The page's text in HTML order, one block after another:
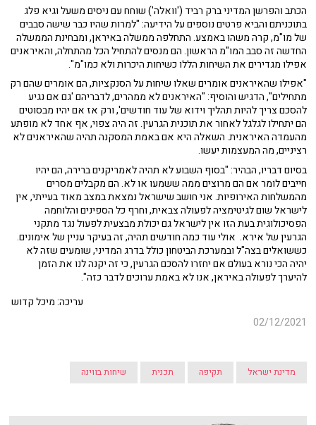
הכתב והפרשן המדיני ברק רביד ('וואלה') שוחח עם ניסים משעל וגיא פלג
בתוכניתם והביא פרטים נוספים על הידיעה: "למרות שהיו כבר שישה סבבים
של מו"מ, קרה משהו באמצע. התחלפה ממשלה באיראן, ומבחינת הממשלה
החדשה זה סבב המו"מ הראשון. הם מנסים להתחיל הכל מהתחלה, והאיראנים
אפילו מגדירים את השיחות הללו כשיחות היכרות ולא כמו"מ".
"אפילו שהאיראנים אומרים שאלו שיחות על הסנקציות, הם אומרים שהם רק
מתחילים", הדגיש והוסיף: "האיראנים לא ממהרים, לדבריהם 'גם אם נגיע
להסכם צריך להיות תהליך וידוא של עוד חודשים', ורק אז אם יהיו מבסוטים
הם יתחילו לגלגל לאחור את תוכנית הגרעין. זה היה צפוי, אף אחד לא מופתע
מהעמדה האיראנית. השאלה היא אם באמת המסקנה תהיה שהאיראנים לא
רציניים, מה המעצמות יעשו.
בסיום דבריו, הבהיר: "בסוף השבוע לא תהיה לאמריקנים ברירה, הם יהיו
חייבים לומר אם הם מרוצים ממה ששמעו או לא. הם מקבלים מסרים
מהמשלחות האירופיות. אני חושב שישראל נמצאת במצב מאוד בעייתי, אין
לישראל שום לגיטימציה לפעולה צבאית, וחרף כל הספינים והלוחמה
הפסיכולוגית בעת הזו אין לישראל גם יכולת מבצעית לפעול נגד מתקני
הגרעין של אירא. אולי עוד כמה חודשים תהיה, זה בעיקר עניין של אימונים.
כששואלים בצה"ל ובמערכת הביטחון כולל בדרג המדיני, שומעים שזה לא
יהיה הכי נורא בעולם אם יחזרו להסכם הגרעין, כי זה יקנה לנו את הזמן
להיערך לפעולה באיראן, אנו לא באמת ערוכים לדבר כזה".
עריכה: מיכל קדוש
02/12/2021
מדינת ישראל תקיפה תכנית שיחות בווינה